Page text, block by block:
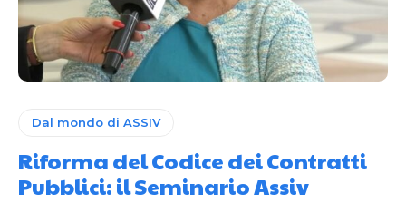
Dal mondo di ASSIV
Riforma del Codice dei Contratti
Pubblici: il Seminario Assiv